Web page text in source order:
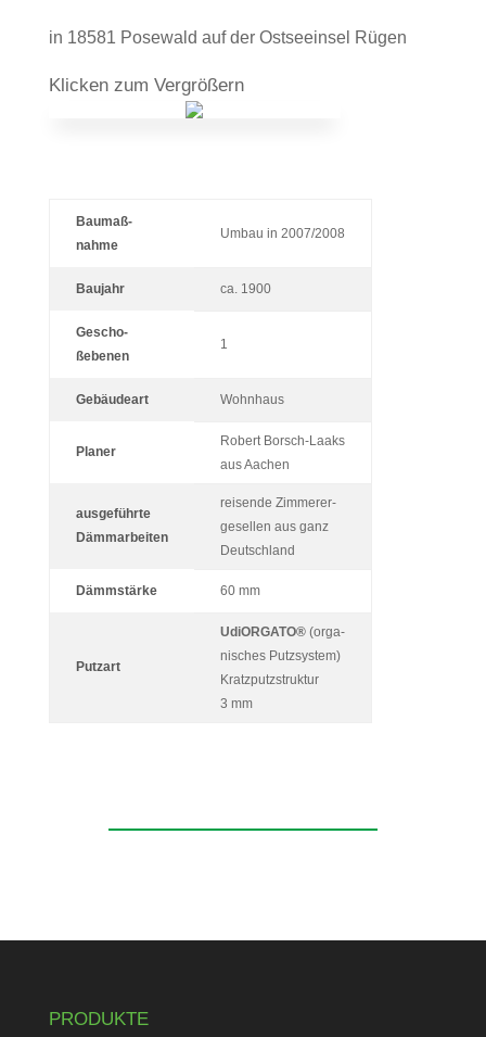
in 18581 Pose­wald auf der Ost­see­insel Rügen
Kli­cken zum Vergrößern
Bau­maß­
nahme
Umbau in 2007/2008
Bau­jahr ca. 1900
Gescho­
ßebenen
1
Gebäu­deart Wohn­haus
Planer
Robert Borsch-Laaks
aus Aachen
aus­ge­führte
Dämmarbeiten
rei­sende Zim­me­rer­
ge­sellen aus ganz
Deutschland
Dämm­stärke 60 mm
Putzart
UdiORGATO® (orga­
ni­sches Putz­system)
Kratz­putz­struktur
3 mm
PRODUKTE